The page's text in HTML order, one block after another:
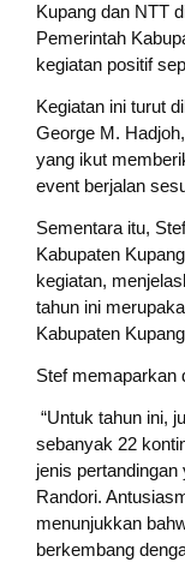
Kupang dan NTT
Pemerintah
kegiatan positif
Kegiatan ini turut
George M.
yang ikut
event berjalan
Sementara itu,
Kabupaten
kegiatan,
tahun ini
Kabupaten
Stef memaparkan
“Untuk tahun ini,
sebanyak 22
jenis
Randori.
menunjukkan
berkembang